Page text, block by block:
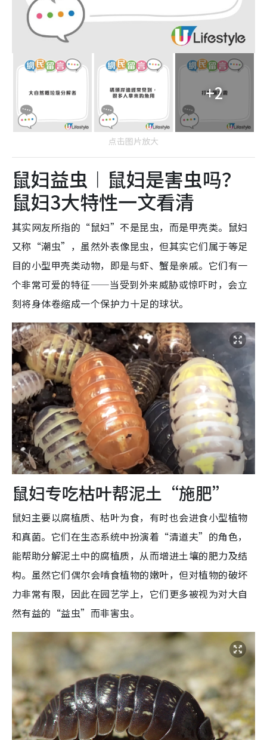
+2
点击图片放大
鼠妇益虫︱鼠妇是害虫吗？
鼠妇3大特性一文看清
其实网友所指的“鼠妇”不是昆虫，而是甲壳类。鼠妇
又称“潮虫”，虽然外表像昆虫，但其实它们属于等足
目的小型甲壳类动物，即是与虾、蟹是亲戚。它们有一
个非常可爱的特征——当受到外来威胁或惊吓时，会立
刻将身体卷缩成一个保护力十足的球状。
鼠妇专吃枯叶帮泥土“施肥”
鼠妇主要以腐植质、枯叶为食，有时也会进食小型植物
和真菌。它们在生态系统中扮演着“清道夫”的角色，
能帮助分解泥土中的腐植质，从而增进土壤的肥力及结
构。虽然它们偶尔会啃食植物的嫩叶，但对植物的破坏
力非常有限，因此在园艺学上，它们更多被视为对大自
然有益的“益虫”而非害虫。